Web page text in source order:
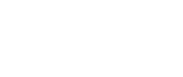
haben oder die sie im Rahmen
Funktionen dieser Website zu